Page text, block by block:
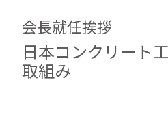
会長就任挨拶
日本コンクリート
取組み